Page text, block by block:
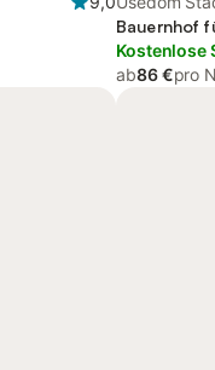
Bauernhof
Kostenlose
ab86 €pro